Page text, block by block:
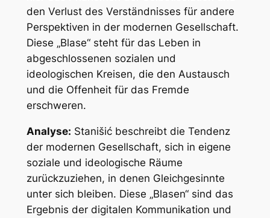
den Verlust des Verständnisses für andere
Perspektiven in der modernen Gesellschaft.
Diese „Blase“ steht für das Leben in
abgeschlossenen sozialen und
ideologischen Kreisen, die den Austausch
und die Offenheit für das Fremde
erschweren.
Analyse: Stanišić beschreibt die Tendenz
der modernen Gesellschaft, sich in eigene
soziale und ideologische Räume
zurückzuziehen, in denen Gleichgesinnte
unter sich bleiben. Diese „Blasen“ sind das
Ergebnis der digitalen Kommunikation und